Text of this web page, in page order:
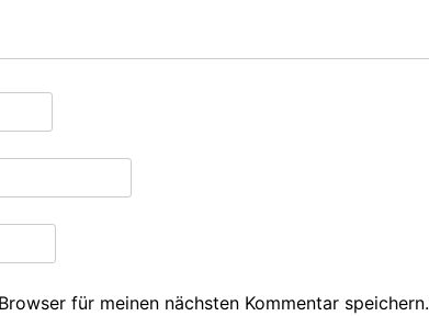
für meinen nächsten Kommentar speichern.